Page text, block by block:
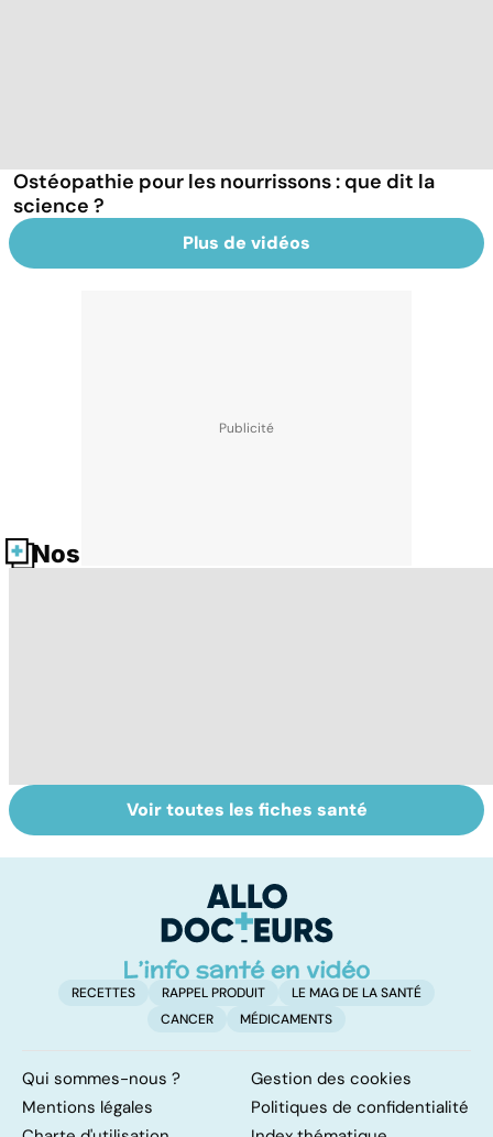
Ostéopathie pour les nourrissons : que dit la
science ?
Plus de vidéos
Nos fiches santé
Troubles anxieux,
une anxiété
Un rhume, ça se
soigne ?
Voir toutes les fiches santé
RECETTES RAPPEL PRODUIT
LE MAG DE LA SANTÉ
CANCER
MÉDICAMENTS
Qui sommes-nous ?
Gestion des cookies
Mentions légales
Politiques de confidentialité